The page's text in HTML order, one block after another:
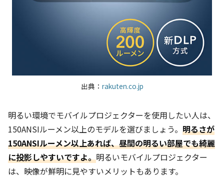
出典： rakuten.co.jp
明るい環境でモバイルプロジェクターを使用したい人は、
150ANSIルーメン以上のモデルを選びましょう。 明るさが
150ANSIルーメン以上あれば、昼間の明るい部屋でも綺麗
に投影しやすいですよ。明るいモバイルプロジェクター
は、映像が鮮明に見やすいメリットもあります。